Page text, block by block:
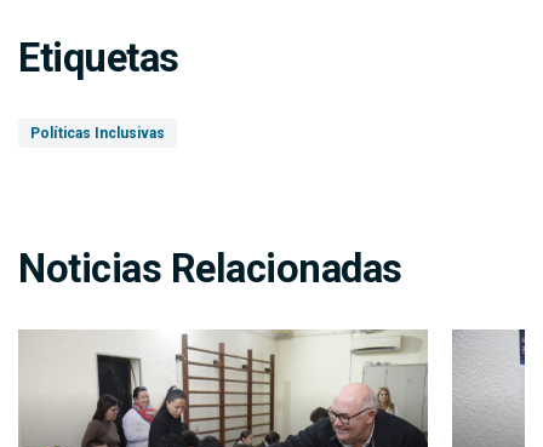
Etiquetas
Políticas Inclusivas
Noticias Relacionadas